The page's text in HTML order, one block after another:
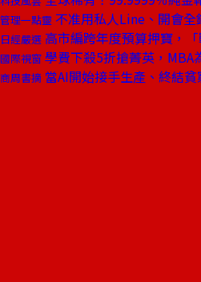
管理一點靈 不准用私人Line、開會
日經嚴選 高市編跨年度預算押寶，
國際視窗 學費下殺5折搶菁英，MBA
商周書摘 當AI開始接手生產、終結